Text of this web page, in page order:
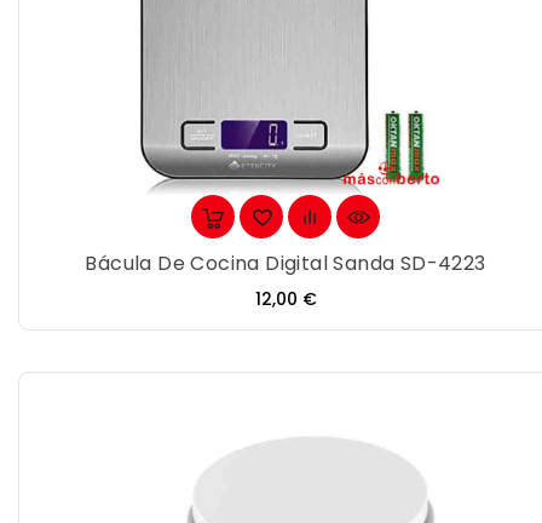
Bácula De Cocina Digital Sanda SD-4223
Precio
12,00 €